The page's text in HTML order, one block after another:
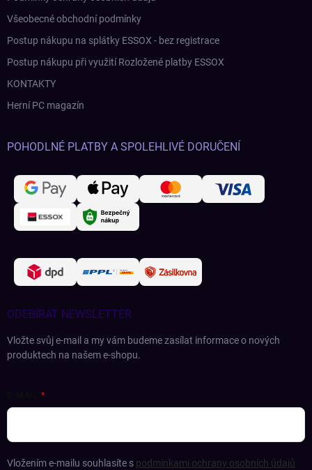
Všeobecné obchodní podmínky
Postup nákupu na splátky ESSOX - bez registrace
Postup nákupu při využití Rozložené platby ESSOX
KONTAKTY
Herní PC magazín
POHODLNÉ PLATBY A SPOLEHLIVÉ DORUČENÍ
ODEBÍRAT NEWSLETTER
Vložte svůj e-mail a my vám budeme zasílat informace o nových
produktech na našem e-shopu.
Vložením e-mailu souhlasíte s podmínkami ochrany osobních údajů